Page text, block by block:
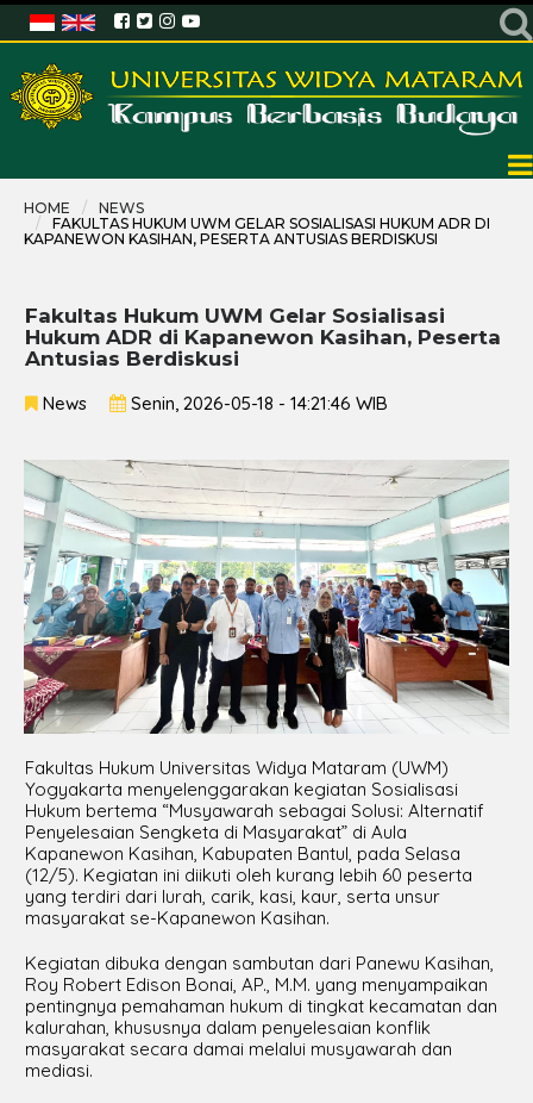
HOME
NEWS
FAKULTAS HUKUM UWM GELAR SOSIALISASI HUKUM ADR DI
KAPANEWON KASIHAN, PESERTA ANTUSIAS BERDISKUSI
Fakultas Hukum UWM Gelar Sosialisasi
Hukum ADR di Kapanewon Kasihan, Peserta
Antusias Berdiskusi
News Senin, 2026-05-18 - 14:21:46 WIB
Fakultas Hukum Universitas Widya Mataram (UWM)
Yogyakarta menyelenggarakan kegiatan Sosialisasi
Hukum bertema “Musyawarah sebagai Solusi: Alternatif
Penyelesaian Sengketa di Masyarakat” di Aula
Kapanewon Kasihan, Kabupaten Bantul, pada Selasa
(12/5). Kegiatan ini diikuti oleh kurang lebih 60 peserta
yang terdiri dari lurah, carik, kasi, kaur, serta unsur
masyarakat se-Kapanewon Kasihan.
Kegiatan dibuka dengan sambutan dari Panewu Kasihan,
Roy Robert Edison Bonai, AP., M.M. yang menyampaikan
pentingnya pemahaman hukum di tingkat kecamatan dan
kalurahan, khususnya dalam penyelesaian konflik
masyarakat secara damai melalui musyawarah dan
mediasi.